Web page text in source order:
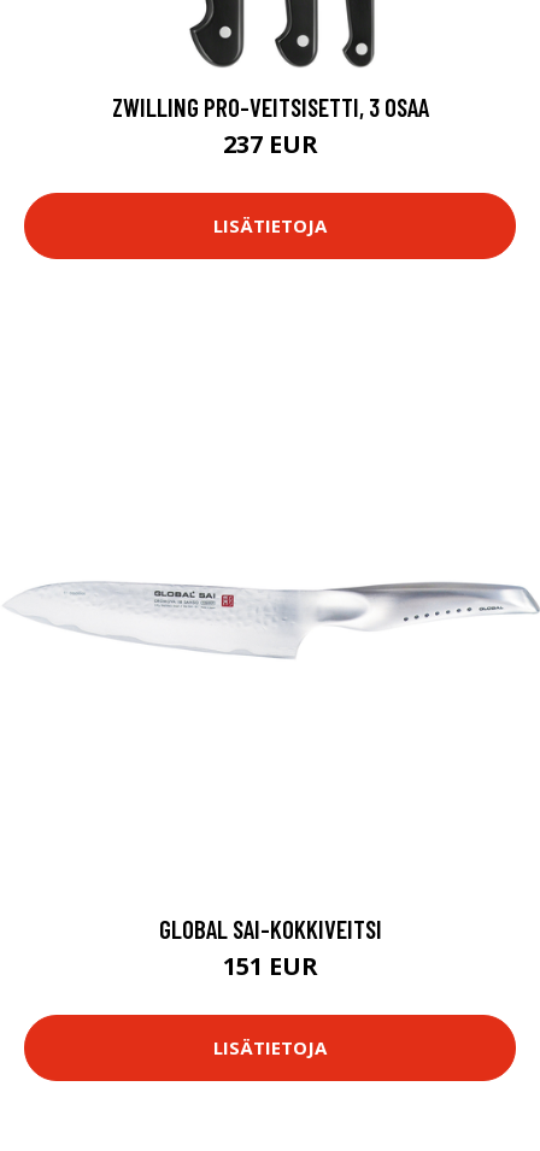
ZWILLING PRO-VEITSISETTI, 3 OSAA
237 EUR
LISÄTIETOJA
GLOBAL SAI-KOKKIVEITSI
151 EUR
LISÄTIETOJA